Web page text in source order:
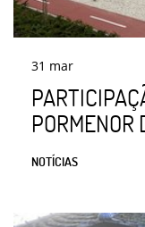
31 mar
PORMENOR
NOTÍCIAS